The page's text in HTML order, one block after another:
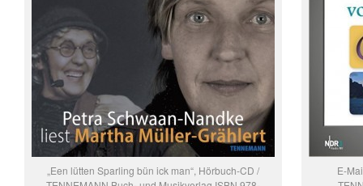
„Een lütten Sparling bün ick man“, Hörbuch-CD /
E-